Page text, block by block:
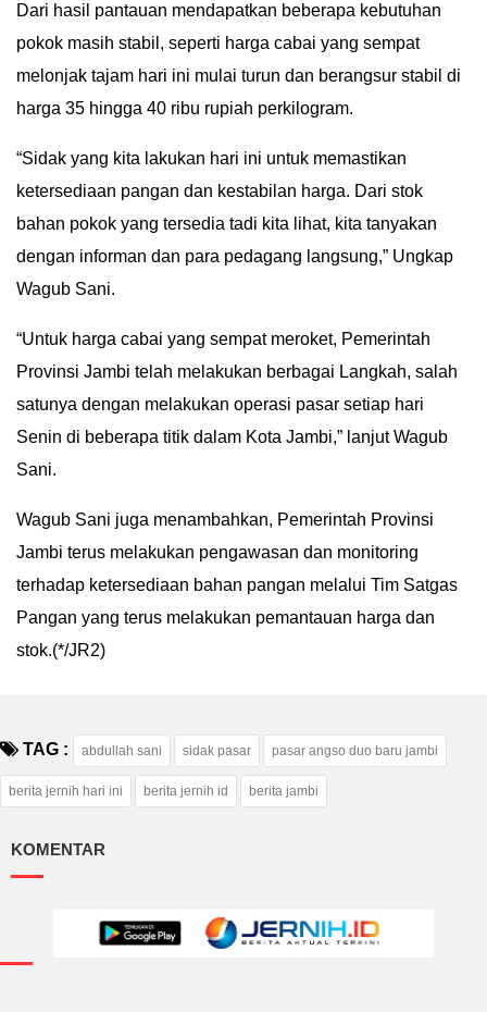
ADVERTORIAL
INDEKS
BERITA
Dari hasil pantauan mendapatkan beberapa kebutuhan
pokok masih stabil, seperti harga cabai yang sempat
melonjak tajam hari ini mulai turun dan berangsur stabil di
harga 35 hingga 40 ribu rupiah perkilogram.
“Sidak yang kita lakukan hari ini untuk memastikan
ketersediaan pangan dan kestabilan harga. Dari stok
bahan pokok yang tersedia tadi kita lihat, kita tanyakan
dengan informan dan para pedagang langsung,” Ungkap
Wagub Sani.
“Untuk harga cabai yang sempat meroket, Pemerintah
Provinsi Jambi telah melakukan berbagai Langkah, salah
satunya dengan melakukan operasi pasar setiap hari
Senin di beberapa titik dalam Kota Jambi,” lanjut Wagub
Sani.
Wagub Sani juga menambahkan, Pemerintah Provinsi
Jambi terus melakukan pengawasan dan monitoring
terhadap ketersediaan bahan pangan melalui Tim Satgas
Pangan yang terus melakukan pemantauan harga dan
stok.(*/JR2)
TAG : abdullah sani sidak pasar pasar angso duo baru jambi
berita jernih hari ini berita jernih id berita jambi
KOMENTAR